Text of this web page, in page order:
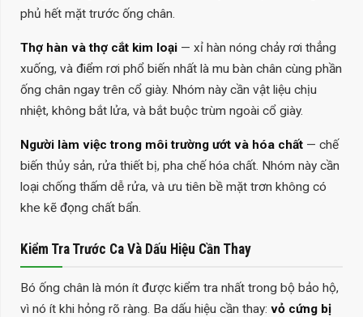
phủ hết mặt trước ống chân.
Thợ hàn và thợ cắt kim loại — xỉ hàn nóng chảy rơi thẳng
xuống, và điểm rơi phổ biến nhất là mu bàn chân cùng phần
ống chân ngay trên cổ giày. Nhóm này cần vật liệu chịu
nhiệt, không bắt lửa, và bắt buộc trùm ngoài cổ giày.
Người làm việc trong môi trường ướt và hóa chất — chế
biến thủy sản, rửa thiết bị, pha chế hóa chất. Nhóm này cần
loại chống thấm dễ rửa, và ưu tiên bề mặt trơn không có
khe kẽ đọng chất bẩn.
Kiểm Tra Trước Ca Và Dấu Hiệu Cần Thay
Bó ống chân là món ít được kiểm tra nhất trong bộ bảo hộ,
vì nó ít khi hỏng rõ ràng. Ba dấu hiệu cần thay: vỏ cứng bị